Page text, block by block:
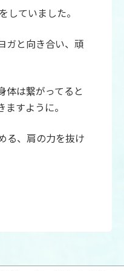
していました。
ガと向き合い、頑
体は繋がってると
すように。
る、肩の力を抜け